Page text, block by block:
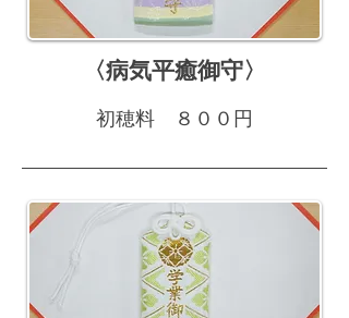
〈病気平癒御守〉
初穂料 ８００円